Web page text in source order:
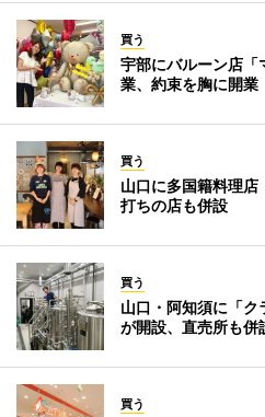
買う
宇部にバルーン店
業、約束を胸に開業
買う
山口に多国籍料理
打ちの店も併設
買う
山口・阿知須に「
が開設、直売所も併
買う